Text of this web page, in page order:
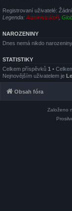
Registrovaní uživatelé:
Legenda: Administrátoři,
NAROZENINY
Dnes nemá nikdo narozeniny
STATISTIKY
Celkem příspěvků 1 •
Nejnovějším uživatelem je
Obsah fóra
Založeno